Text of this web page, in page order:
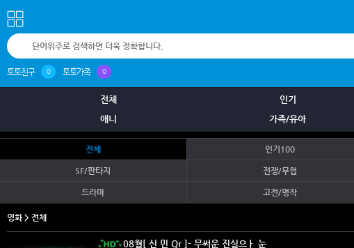
토토친구 0 토토가족 0
전체 인기
애니
가족/유아
전체 인기100
SF/판타지 전쟁/무협
드라마 고전/명작
영화 > 전체
08월[ 신 민 Qr ]- 무써운 진실으ㅏ 눈